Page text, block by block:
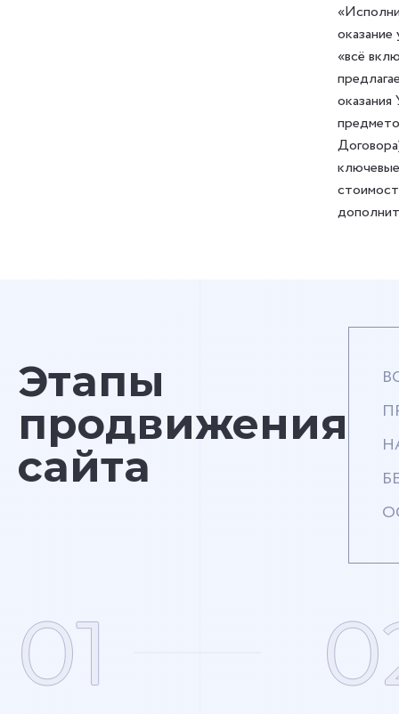
оказание
«всё
оказания
Этапы
продвижения
сайта
01